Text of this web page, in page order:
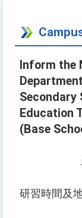
Inform the
Secondary
Education
(Base
研習時間及